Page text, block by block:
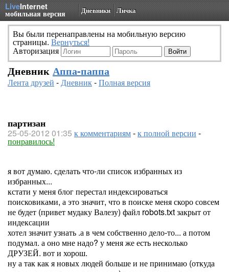
LiveInternet
мобильная версия Дневники Личка
Вы были перенаправлены на мобильную версию
страницы. Вернуться!
Авторизация
Дневник Аппа-паппа
Лента друзей -Дневник-Полная версия
партизан
25-05-2012 01:35 к комментариям-к полной версии -
понравилось!
я вот думаю. сделать что-ли список избранных из
избранных...
кстати у меня блог перестал индексироваться
поисковиками, а это значит, что в поиске меня скоро совсем
не будет (привет мудаку Валезу) файл robots.txt закрыт от
индексации
хотел значит узнать .а в чем собственно дело-то... а потом
подумал. а оно мне надо? у меня же есть несколько
ДРУЗЕЙ. вот и хорош.
ну а так как я новых людей больше и не принимаю (откуда